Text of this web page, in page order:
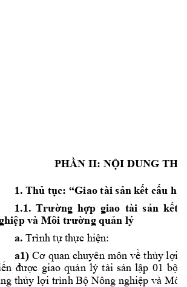
PHẦN II: NỘI DUNG THỦ
1. Thủ tục: “Giao tài sản kết cấu hạ
1.1. Trường hợp giao tài sản kết
và Môi trường quản lý
a. Trình tự thực hiện:
a1) Cơ quan chuyên môn về thủy lợi
được giao quản lý tài sản lập 01 bộ
thủy lợi trình Bộ Nông nghiệp và Môi